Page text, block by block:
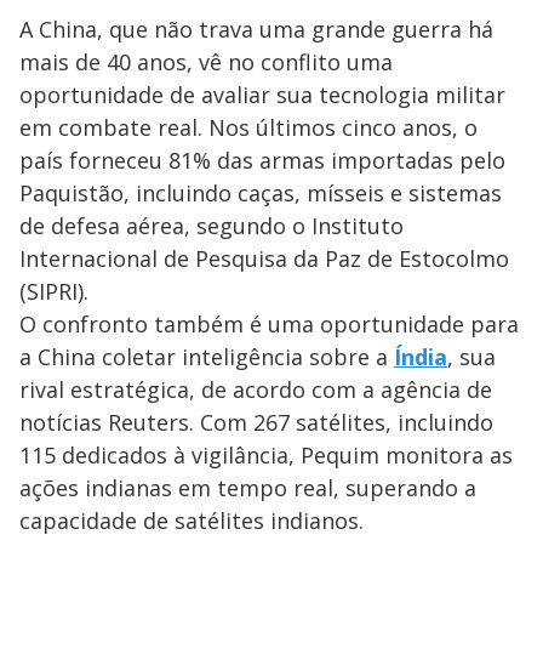
A China, que não trava uma grande guerra há
mais de 40 anos, vê no conflito uma
oportunidade de avaliar sua tecnologia militar
em combate real. Nos últimos cinco anos, o
país forneceu 81% das armas importadas pelo
Paquistão, incluindo caças, mísseis e sistemas
de defesa aérea, segundo o Instituto
Internacional de Pesquisa da Paz de Estocolmo
(SIPRI).
O confronto também é uma oportunidade para
a China coletar inteligência sobre a Índia, sua
rival estratégica, de acordo com a agência de
notícias Reuters. Com 267 satélites, incluindo
115 dedicados à vigilância, Pequim monitora as
ações indianas em tempo real, superando a
capacidade de satélites indianos.